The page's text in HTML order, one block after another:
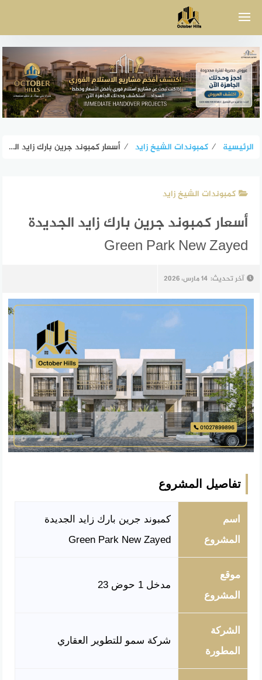
الرئيسية ⁄ كمبوندات الشيخ زايد ⁄ أسعار كمبوند جرين بارك زايد الجديدة Green Park New Zayed
كمبوندات الشيخ زايد
أسعار كمبوند جرين بارك زايد الجديدة
Green Park New Zayed
آخر تحديث: 14 مارس، 2026
تفاصيل المشروع
اسم
المشروع
كمبوند جرين بارك زايد الجديدة
Green Park New Zayed
موقع
المشروع
مدخل 1 حوض 23
الشركة
المطورة
شركة سمو للتطوير العقاري